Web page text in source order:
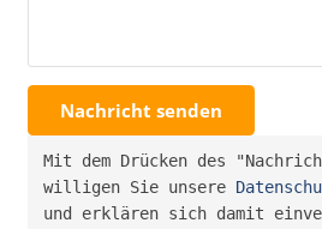
Nachricht senden
Mit dem Drücken des
willigen Sie unsere
und erklären sich damit